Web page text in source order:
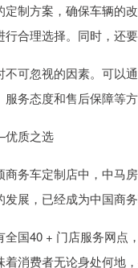
定制方案，确保车辆的
行合理选择。同时，还
不可忽视的因素。可以
务态度和售后保障等
质之选
商务车定制店中，中马
展，已经成为中国商
全国40 + 门店服务网点
着消费者无论身处何地